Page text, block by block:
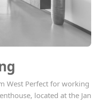
West Perfect for working
located at the Jan